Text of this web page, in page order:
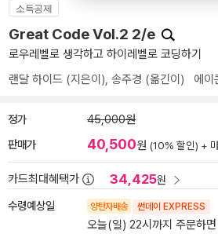
소득공제
Great Code Vol.2 2/e
로우레벨로 생각하고 하이레벨로 코딩하기
랜달 하이드 (지은이), 송주경 (옮긴이) 에이
정가 45,000원
판매가 40,500원 (10% 할인) +
카드최대혜택가 34,425원
수령예상일 양탄자배송 썬데이 EXPRESS
오늘(일) 22시까지 주문하